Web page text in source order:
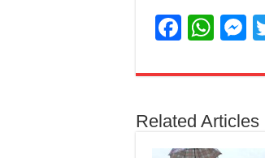
F
c
e
b
W
at
s
A n
Related Articles